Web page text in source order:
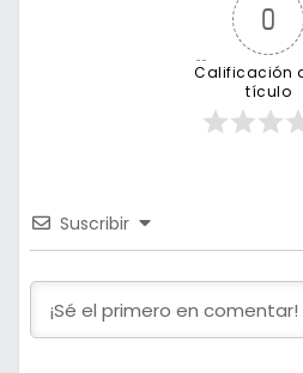
0
Calificación
tículo
Suscribir